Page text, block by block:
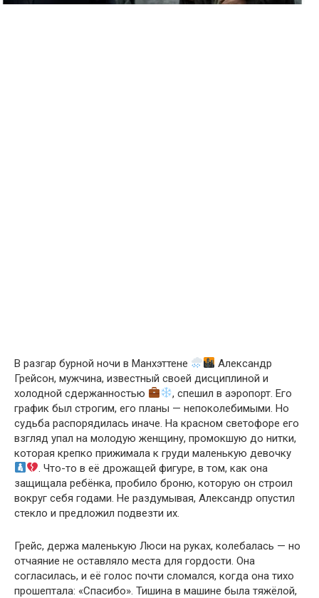
В разгар бурной ночи в Манхэттене
Александр
Грейсон, мужчина, известный своей дисциплиной и
холодной сдержанностью
, спешил в аэропорт. Его
график был строгим, его планы — непоколебимыми. Но
судьба распорядилась иначе. На красном светофоре его
взгляд упал на молодую женщину, промокшую до нитки,
которая крепко прижимала к груди маленькую девочку
. Что-то в её дрожащей фигуре, в том, как она
защищала ребёнка, пробило броню, которую он строил
вокруг себя годами. Не раздумывая, Александр опустил
стекло и предложил подвезти их.
Грейс, держа маленькую Люси на руках, колебалась — но
отчаяние не оставляло места для гордости. Она
согласилась, и её голос почти сломался, когда она тихо
прошептала: «Спасибо». Тишина в машине была тяжёлой,